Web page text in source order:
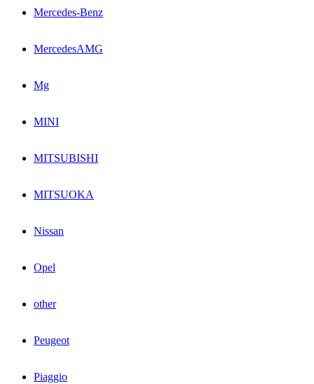
Mercedes-Benz
MercedesAMG
Mg
MINI
MITSUBISHI
MITSUOKA
Nissan
Opel
other
Peugeot
Piaggio